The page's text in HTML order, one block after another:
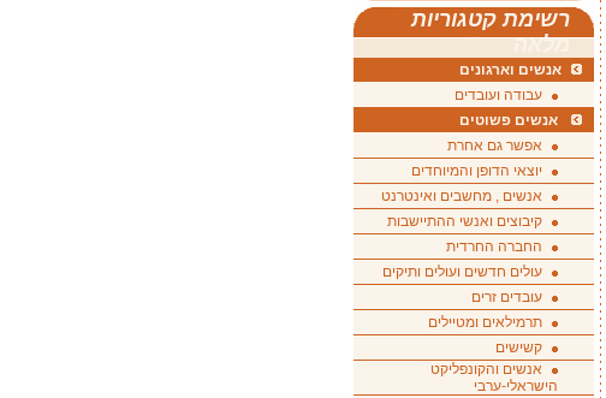
רשימת קטגוריות
מלאה
אנשים וארגונים
עבודה ועובדים
אנשים פשוטים
אפשר גם אחרת
יוצאי הדופן והמיוחדים
אנשים , מחשבים ואינטרנט
קיבוצים ואנשי ההתיישבות
החברה החרדית
עולים חדשים ועולים ותיקים
עובדים זרים
תרמילאים ומטיילים
קשישים
אנשים והקונפליקט
הישראלי-ערבי